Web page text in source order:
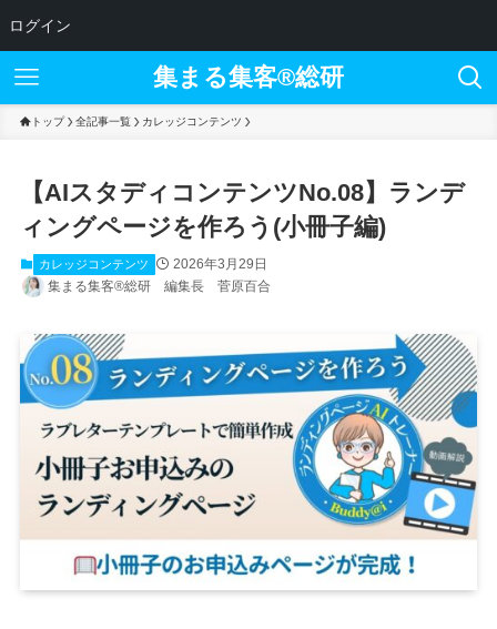
ログイン
集まる集客®︎総研
トップ 全記事一覧 カレッジコンテンツ
【AIスタディコンテンツNo.08】ランデ
ィングページを作ろう(小冊子編)
カレッジコンテンツ
2026年3月29日
集まる集客®総研 編集長 菅原百合